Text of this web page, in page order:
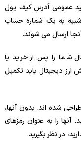
عمومی آدرس کیف پول
به یک شماره حساب
ارسال می شوند.
شما را پس از خرید یا
ارز دیجیتال باید تکمیل
شده اند. بدون آنها،
آنها را به عنوان رمزهای
در نظر بگیرید.